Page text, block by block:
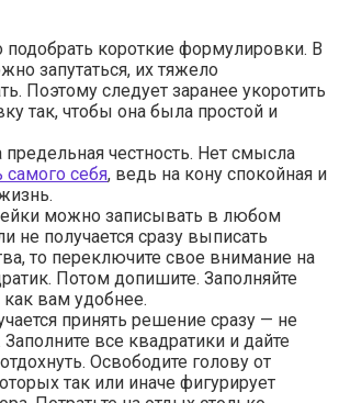
короткие формулировки. В
запутаться, их тяжело
Поэтому следует заранее укоротить
так, чтобы она была простой и
честность. Нет смысла
себя, ведь на кону спокойная и
можно записывать в любом
не получается сразу выписать
то переключите свое внимание на
Потом допишите. Заполняйте
как вам удобнее.
принять решение сразу — не
все квадратики и дайте
Освободите голову от
так или иначе фигурирует